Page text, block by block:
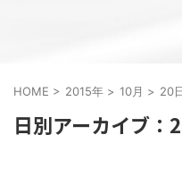
HOME > 2015年 > 10月 > 20
日別アーカイブ：